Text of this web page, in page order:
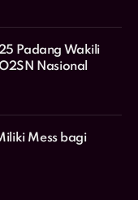
Padang Wakili
Nasional
Mess bagi